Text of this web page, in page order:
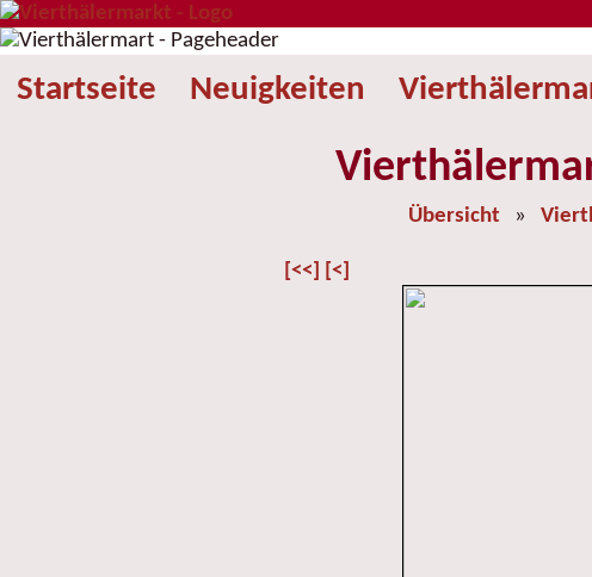
Startseite Neuigkeiten
Übersicht »
[<<] [<]